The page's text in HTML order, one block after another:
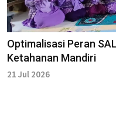
Optimalisasi Peran
Ketahanan Mandiri
21 Jul 2026